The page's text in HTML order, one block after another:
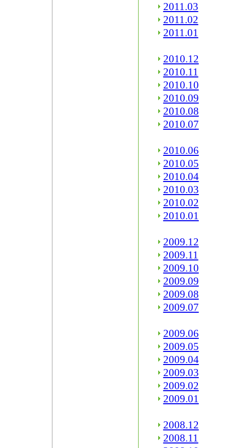
2011.03
2011.02
2011.01
2010.12
2010.11
2010.10
2010.09
2010.08
2010.07
2010.06
2010.05
2010.04
2010.03
2010.02
2010.01
2009.12
2009.11
2009.10
2009.09
2009.08
2009.07
2009.06
2009.05
2009.04
2009.03
2009.02
2009.01
2008.12
2008.11